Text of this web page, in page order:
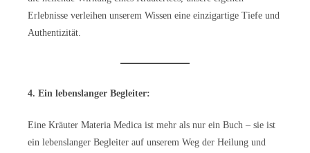
Erlebnisse verleihen unserem Wissen eine einzigartige Tiefe und
Authentizität.
4. Ein lebenslanger Begleiter:
Eine Kräuter Materia Medica ist mehr als nur ein Buch – sie ist
ein lebenslanger Begleiter auf unserem Weg der Heilung und